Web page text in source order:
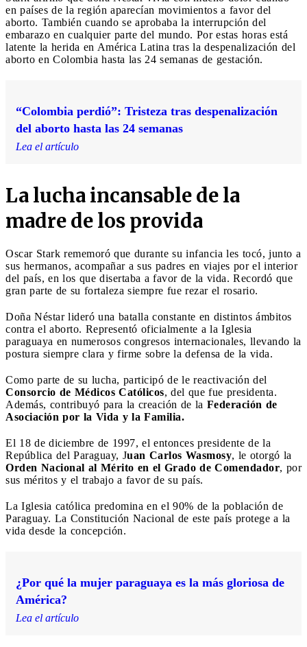
en países de la región aparecían movimientos a favor del
aborto. También cuando se aprobaba la interrupción del
embarazo en cualquier parte del mundo. Por estas horas está
latente la herida en América Latina tras la despenalización del
aborto en Colombia hasta las 24 semanas de gestación.
“Colombia perdió”: Tristeza tras despenalización
del aborto hasta las 24 semanas
Lea el artículo
La lucha incansable de la
madre de los provida
Oscar Stark rememoró que durante su infancia les tocó, junto a
sus hermanos, acompañar a sus padres en viajes por el interior
del país, en los que disertaba a favor de la vida. Recordó que
gran parte de su fortaleza siempre fue rezar el rosario.
Doña Néstar lideró una batalla constante en distintos ámbitos
contra el aborto. Representó oficialmente a la Iglesia
paraguaya en numerosos congresos internacionales, llevando la
postura siempre clara y firme sobre la defensa de la vida.
Como parte de su lucha, participó de le reactivación del
Consorcio de Médicos Católicos, del que fue presidenta.
Además, contribuyó para la creación de la Federación de
Asociación por la Vida y la Familia.
El 18 de diciembre de 1997, el entonces presidente de la
República del Paraguay, Juan Carlos Wasmosy, le otorgó la
Orden Nacional al Mérito en el Grado de Comendador, por
sus méritos y el trabajo a favor de su país.
La Iglesia católica predomina en el 90% de la población de
Paraguay. La Constitución Nacional de este país protege a la
vida desde la concepción.
¿Por qué la mujer paraguaya es la más gloriosa de
América?
Lea el artículo